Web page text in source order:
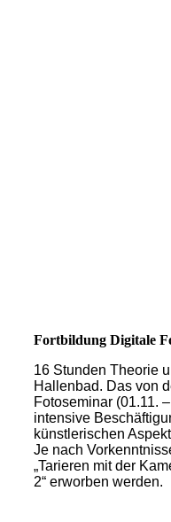
Fortbildung Digitale
16 Stunden Theorie
Hallenbad. Das von
Fotoseminar (01.11.
intensive
künstlerischen
Je nach
„Tarieren mit der
2“ erworben werden.